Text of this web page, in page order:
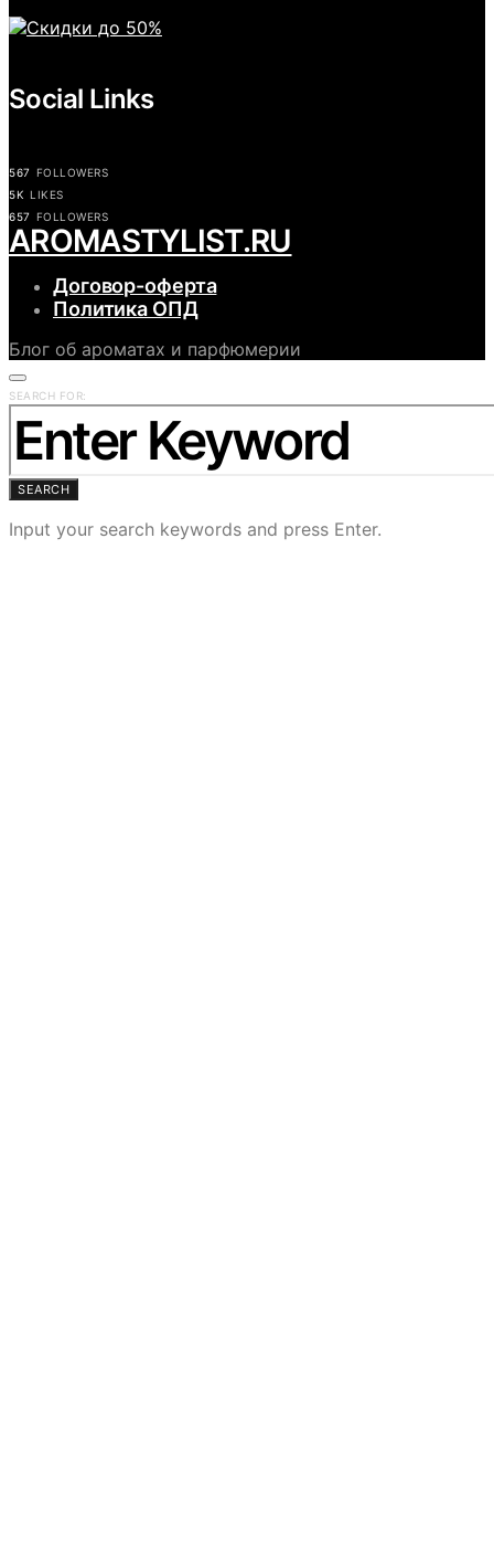
Social Links
567 FOLLOWERS
5K LIKES
657 FOLLOWERS
АROMASTYLIST.RU
Договор-оферта
Политика ОПД
Блог об ароматах и парфюмерии
SEARCH FOR:
SEARCH
Input your search keywords and press Enter.